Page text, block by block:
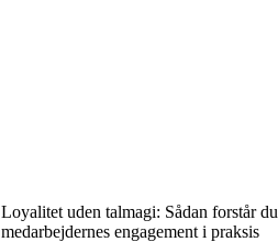
Loyalitet uden talmagi: Sådan forstår du
medarbejdernes engagement i praksis